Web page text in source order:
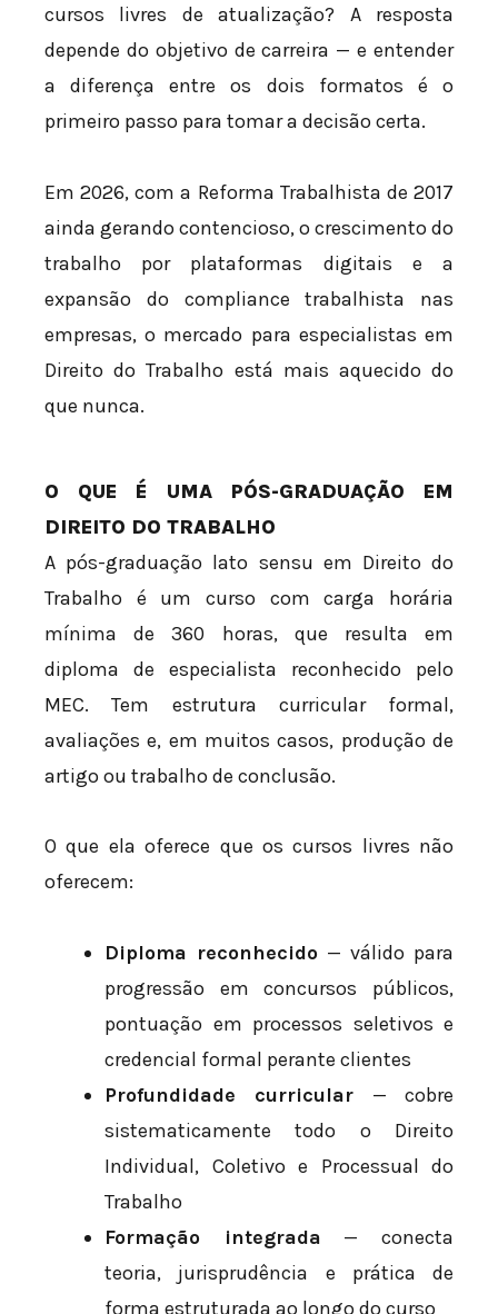
cursos livres de atualização? A resposta
depende do objetivo de carreira — e entender
a diferença entre os dois formatos é o
primeiro passo para tomar a decisão certa.
Em 2026, com a Reforma Trabalhista de 2017
ainda gerando contencioso, o crescimento do
trabalho por plataformas digitais e a
expansão do compliance trabalhista nas
empresas, o mercado para especialistas em
Direito do Trabalho está mais aquecido do
que nunca.
O QUE É UMA PÓS-GRADUAÇÃO EM
DIREITO DO TRABALHO
A pós-graduação lato sensu em Direito do
Trabalho é um curso com carga horária
mínima de 360 horas, que resulta em
diploma de especialista reconhecido pelo
MEC. Tem estrutura curricular formal,
avaliações e, em muitos casos, produção de
artigo ou trabalho de conclusão.
O que ela oferece que os cursos livres não
oferecem:
Diploma reconhecido — válido para
progressão em concursos públicos,
pontuação em processos seletivos e
credencial formal perante clientes
Profundidade curricular — cobre
sistematicamente todo o Direito
Individual, Coletivo e Processual do
Trabalho
Formação integrada — conecta
teoria, jurisprudência e prática de
forma estruturada ao longo do curso